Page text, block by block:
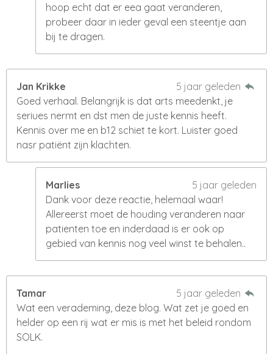
hoop echt dat er eea gaat veranderen,
probeer daar in ieder geval een steentje aan
bij te dragen.
Jan Krikke
5 jaar geleden
Goed verhaal. Belangrijk is dat arts meedenkt, je
seriues nermt en dst men de juste kennis heeft.
Kennis over me en b12 schiet te kort. Luister goed
nasr patiënt zijn klachten.
Marlies
5 jaar geleden
Dank voor deze reactie, helemaal waar!
Allereerst moet de houding veranderen naar
patienten toe en inderdaad is er ook op
gebied van kennis nog veel winst te behalen..
Tamar
5 jaar geleden
Wat een verademing, deze blog. Wat zet je goed en
helder op een rij wat er mis is met het beleid rondom
SOLK.